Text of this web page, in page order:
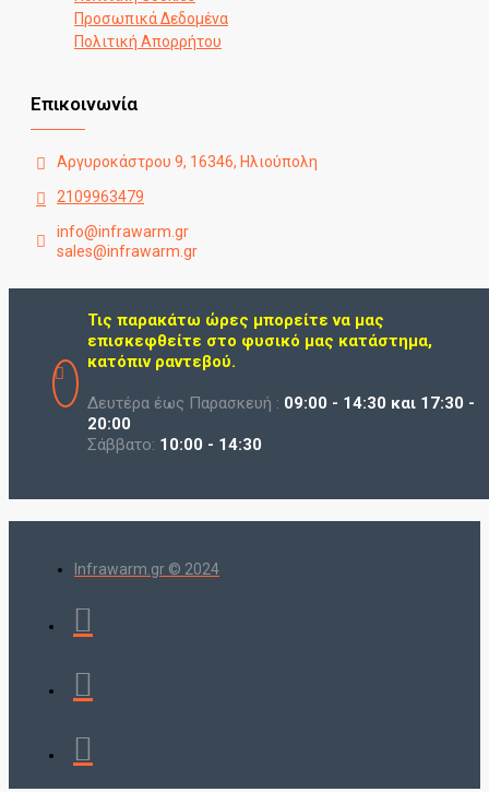
Προσωπικά Δεδομένα
Πολιτική Απορρήτου
Επικοινωνία
Αργυροκάστρου 9, 16346, Ηλιούπολη
2109963479
info@infrawarm.gr
sales@infrawarm.gr
Τις παρακάτω ώρες μπορείτε να μας
επισκεφθείτε στο φυσικό μας κατάστημα,
κατόπιν ραντεβού.
Δευτέρα έως Παρασκευή : 09:00 - 14:30 και 17:30 -
20:00
Σάββατο: 10:00 - 14:30
Infrawarm.gr © 2024